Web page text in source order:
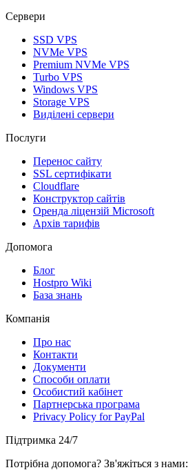
Сервери
SSD VPS
NVMe VPS
Premium NVMe VPS
Turbo VPS
Windows VPS
Storage VPS
Виділені сервери
Послуги
Перенос сайту
SSL сертифікати
Clоudflare
Конструктор сайтів
Оренда ліцензій Microsoft
Архів тарифів
Допомога
Блог
Hostpro Wiki
База знань
Компанія
Про нас
Контакти
Документи
Способи оплати
Особистий кабінет
Партнерська програма
Privacy Policy for PayPal
Підтримка 24/7
Потрібна допомога? Зв'яжіться з нами: